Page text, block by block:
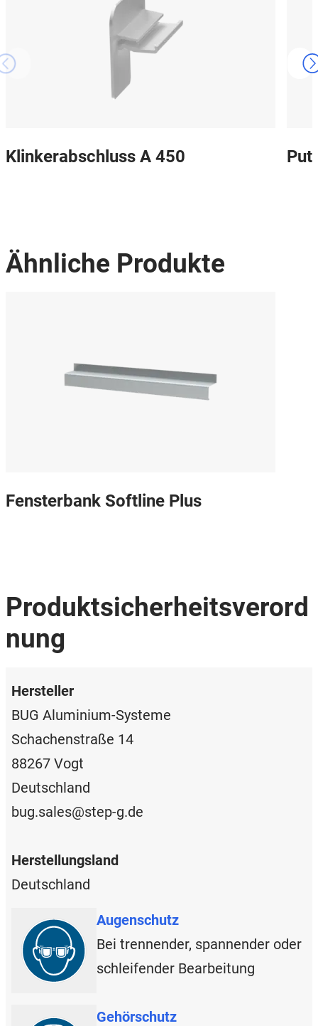
Klinkerabschluss A 450
Ähnliche Produkte
Fensterbank Softline Plus
Produktsicherheitsverord
nung
Hersteller
BUG Aluminium-Systeme
Schachenstraße 14
88267 Vogt
Deutschland
bug.sales@step-g.de
Herstellungsland
Deutschland
Augenschutz
Bei trennender, spannender oder
schleifender Bearbeitung
Gehörschutz